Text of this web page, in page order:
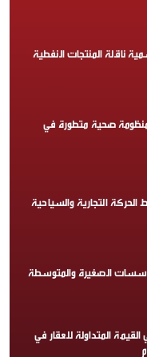
ناقلة المنتجات النفطية
صحية متطورة في
التجارية والسياحية
الصغيرة والمتوسطة
القيمة المتداولة للعقار في